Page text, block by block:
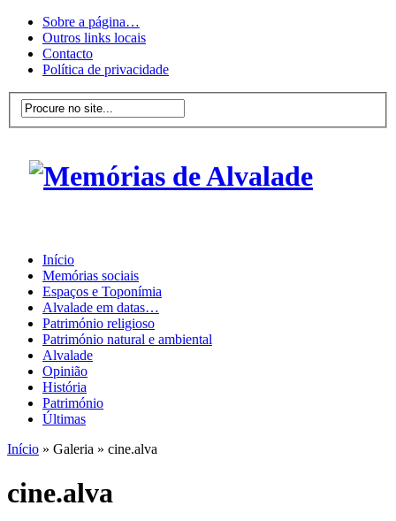
Sobre a página…
Outros links locais
Contacto
Política de privacidade
Início
Memórias sociais
Espaços e Toponímia
Alvalade em datas…
Património religioso
Património natural e ambiental
Alvalade
Opinião
História
Património
Últimas
Início » Galeria » cine.alva
cine.alva